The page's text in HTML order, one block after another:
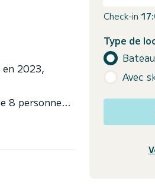
en 2023,
8 personnes.
Check-in
Type de
Avec